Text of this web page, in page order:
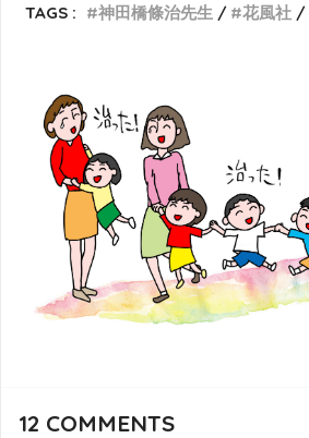
TAGS :
神田橋條治先生 花風社
12 COMMENTS